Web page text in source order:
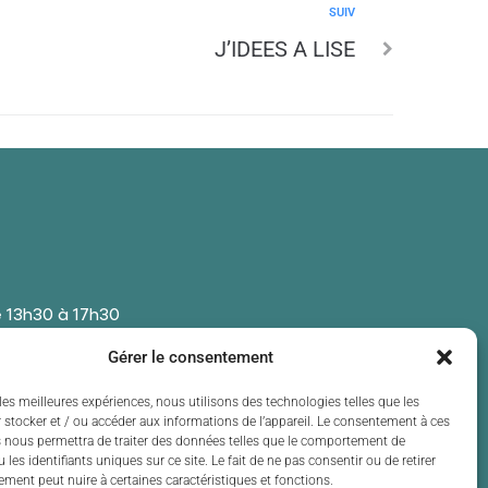
Gérer le consentement
meilleures expériences, nous utilisons des technologies telles que les
et / ou accéder aux informations de l’appareil. Le consentement à ces
permettra de traiter des données telles que le comportement de
les identifiants uniques sur ce site. Le fait de ne pas consentir ou de retirer
peut nuire à certaines caractéristiques et fonctions.
SUIV
J’IDEES A LISE
à 17h30
à 17h30
13h30 à 17h30
à 17h30
de 13h30 à 17h30